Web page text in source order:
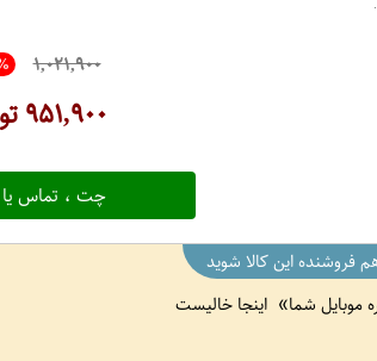
۱,۰۲۱,۹۰۰
۹۵۱,۹۰۰
چت ، تماس
فروشنده این کالا شوید
موبایل شما اینجا خالیست